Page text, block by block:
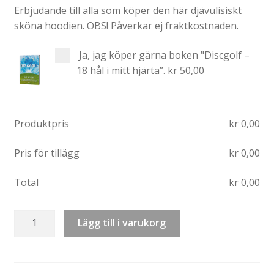
Erbjudande till alla som köper den här djävulisiskt
sköna hoodien. OBS! Påverkar ej fraktkostnaden.
Ja, jag köper gärna boken "Discgolf –
18 hål i mitt hjärta”. kr 50,00
Produktpris kr0,00
Pris för tillägg kr0,00
Total kr0,00
Hoodie:
Lägg till i varukorg